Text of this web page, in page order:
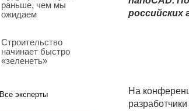
раньше, чем мы
ожидаем
Строительство
начинает быстро
«зеленеть»
Все эксперты
российских
На